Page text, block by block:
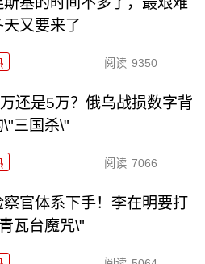
天又要来了
阅读 9350
还是5万？俄乌战损数字背
\"三国杀\"
阅读 7066
察官体系下手！李在明要打
瓦台魔咒\"